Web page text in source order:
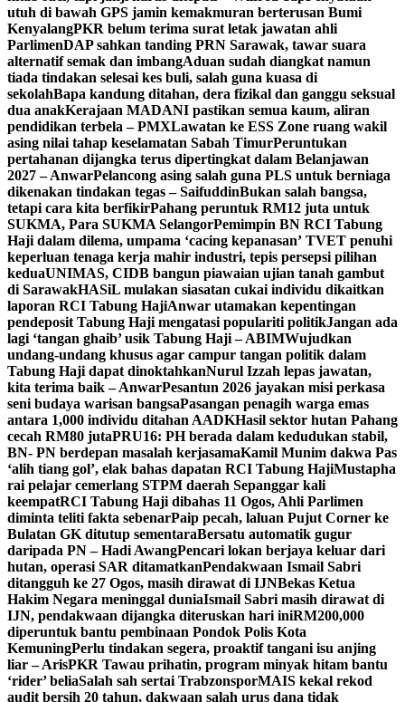
utuh di bawah GPS jamin kemakmuran berterusan Bumi
KenyalangPKR belum terima surat letak jawatan ahli
ParlimenDAP sahkan tanding PRN Sarawak, tawar suara
alternatif semak dan imbangAduan sudah diangkat namun
tiada tindakan selesai kes buli, salah guna kuasa di
sekolahBapa kandung ditahan, dera fizikal dan ganggu seksual
dua anakKerajaan MADANI pastikan semua kaum, aliran
pendidikan terbela – PMXLawatan ke ESS Zone ruang wakil
asing nilai tahap keselamatan Sabah TimurPeruntukan
pertahanan dijangka terus dipertingkat dalam Belanjawan
2027 – AnwarPelancong asing salah guna PLS untuk berniaga
dikenakan tindakan tegas – SaifuddinBukan salah bangsa,
tetapi cara kita berfikirPahang peruntuk RM12 juta untuk
SUKMA, Para SUKMA SelangorPemimpin BN RCI Tabung
Haji dalam dilema, umpama ‘cacing kepanasan’ TVET penuhi
keperluan tenaga kerja mahir industri, tepis persepsi pilihan
keduaUNIMAS, CIDB bangun piawaian ujian tanah gambut
di SarawakHASiL mulakan siasatan cukai individu dikaitkan
laporan RCI Tabung HajiAnwar utamakan kepentingan
pendeposit Tabung Haji mengatasi populariti politikJangan ada
lagi ‘tangan ghaib’ usik Tabung Haji – ABIMWujudkan
undang-undang khusus agar campur tangan politik dalam
Tabung Haji dapat dinoktahkanNurul Izzah lepas jawatan,
kita terima baik – AnwarPesantun 2026 jayakan misi perkasa
seni budaya warisan bangsaPasangan penagih warga emas
antara 1,000 individu ditahan AADKHasil sektor hutan Pahang
cecah RM80 jutaPRU16: PH berada dalam kedudukan stabil,
BN- PN berdepan masalah kerjasamaKamil Munim dakwa Pas
‘alih tiang gol’, elak bahas dapatan RCI Tabung HajiMustapha
rai pelajar cemerlang STPM daerah Sepanggar kali
keempatRCI Tabung Haji dibahas 11 Ogos, Ahli Parlimen
diminta teliti fakta sebenarPaip pecah, laluan Pujut Corner ke
Bulatan GK ditutup sementaraBersatu automatik gugur
daripada PN – Hadi AwangPencari lokan berjaya keluar dari
hutan, operasi SAR ditamatkanPendakwaan Ismail Sabri
ditangguh ke 27 Ogos, masih dirawat di IJNBekas Ketua
Hakim Negara meninggal duniaIsmail Sabri masih dirawat di
IJN, pendakwaan dijangka diteruskan hari iniRM200,000
diperuntuk bantu pembinaan Pondok Polis Kota
KemuningPerlu tindakan segera, proaktif tangani isu anjing
liar – ArisPKR Tawau prihatin, program minyak hitam bantu
‘rider’ beliaSalah sah sertai TrabzonsporMAIS kekal rekod
audit bersih 20 tahun, dakwaan salah urus dana tidak